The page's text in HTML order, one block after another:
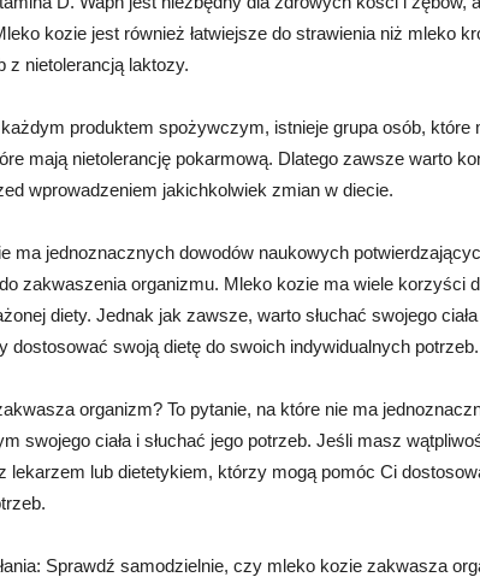
kozie jest również łatwiejsze do strawienia niż mleko
z nietolerancją laktozy.
produktem spożywczym, istnieje grupa osób, które
mają nietolerancję pokarmową. Dlatego zawsze warto
wprowadzeniem jakichkolwiek zmian w diecie.
ma jednoznacznych dowodów naukowych
zakwaszenia organizmu. Mleko kozie ma wiele korzyści
diety. Jednak jak zawsze, warto słuchać swojego
dostosować swoją dietę do swoich indywidualnych potrzeb.
organizm? To pytanie, na które nie ma
swojego ciała i słuchać jego potrzeb. Jeśli masz
lekarzem lub dietetykiem, którzy mogą pomóc Ci
Sprawdź samodzielnie, czy mleko kozie zakwasza